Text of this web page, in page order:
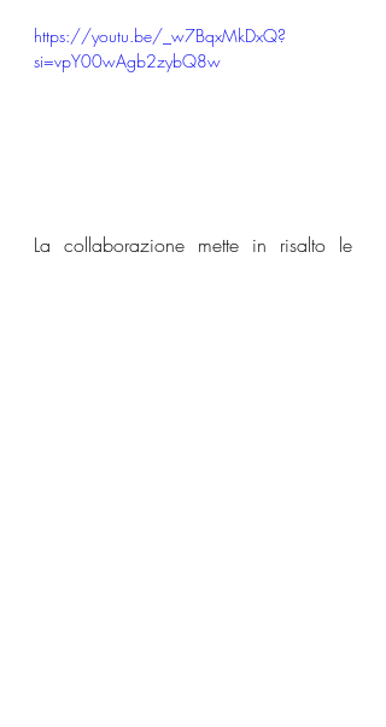
https://youtu.be/_w7BqxMkDxQ?
si=vpY00wAgb2zybQ8w
La collaborazione mette in risalto le